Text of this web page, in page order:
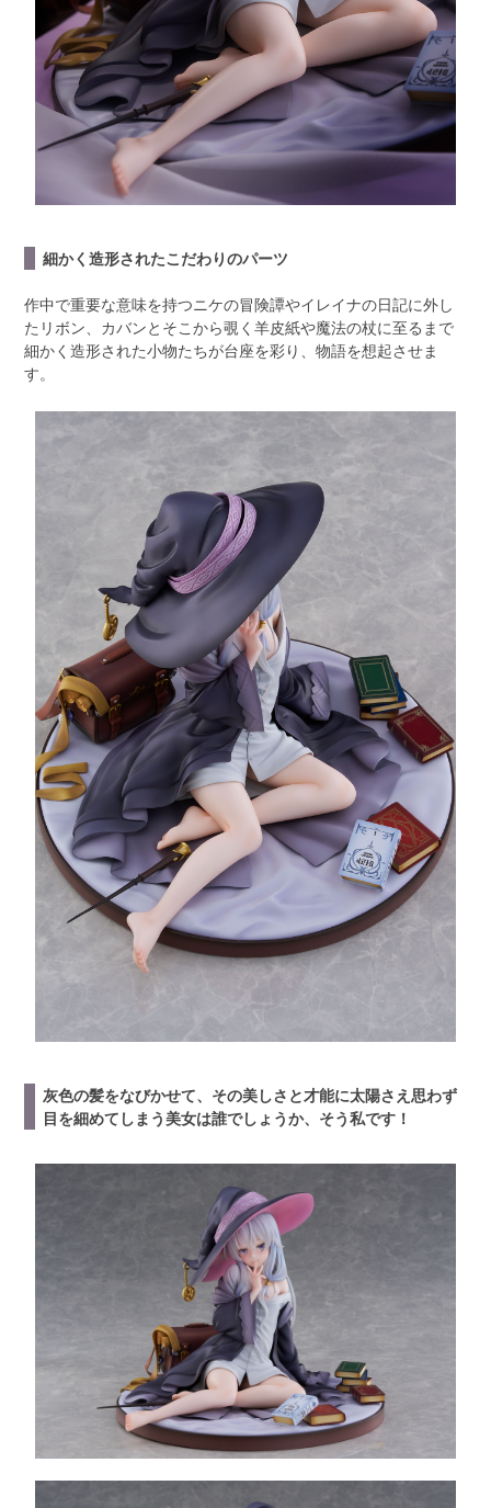
細かく造形されたこだわりのパーツ
作中で重要な意味を持つニケの冒険譚やイレイナの日記に外し
たリボン、カバンとそこから覗く羊皮紙や魔法の杖に至るまで
細かく造形された小物たちが台座を彩り、物語を想起させま
す。
灰色の髪をなびかせて、その美しさと才能に太陽さえ思わず
目を細めてしまう美女は誰でしょうか、そう私です！